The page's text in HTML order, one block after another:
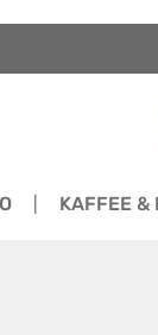
KAFFEE &